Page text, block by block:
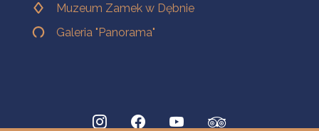
Muzeum Zamek w Dębnie
Galeria "Panorama"